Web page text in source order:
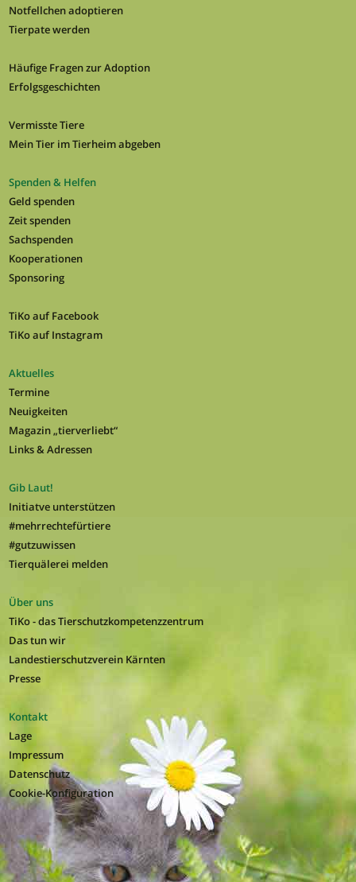
Notfellchen adoptieren
Tierpate werden
Häufige Fragen zur Adoption
Erfolgsgeschichten
Vermisste Tiere
Mein Tier im Tierheim abgeben
Spenden & Helfen
Geld spenden
Zeit spenden
Sachspenden
Kooperationen
Sponsoring
TiKo auf Facebook
TiKo auf Instagram
Aktuelles
Termine
Neuigkeiten
Magazin „tierverliebt“
Links & Adressen
Gib Laut!
Initiatve unterstützen
#mehrrechtefürtiere
#gutzuwissen
Tierquälerei melden
Über uns
TiKo - das Tierschutzkompetenzzentrum
Das tun wir
Landestierschutzverein Kärnten
Presse
Kontakt
Lage
Impressum
Datenschutz
Cookie-Konfiguration